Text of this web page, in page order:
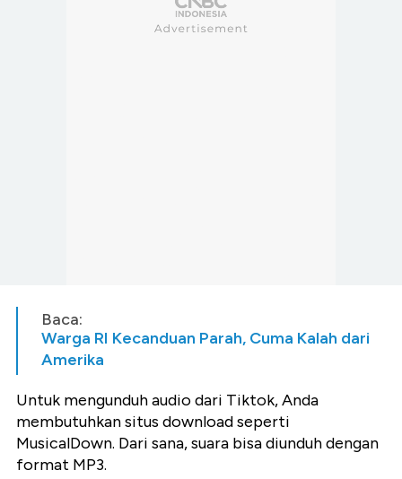
Baca:
Warga RI Kecanduan Parah, Cuma Kalah dari
Amerika
Untuk mengunduh audio dari Tiktok, Anda
membutuhkan situs download seperti
MusicalDown. Dari sana, suara bisa diunduh dengan
format MP3.